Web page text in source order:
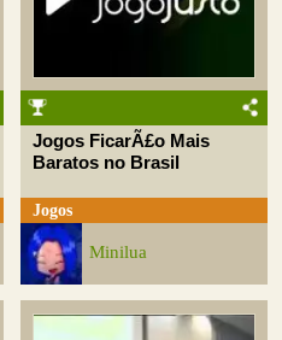
Jogos FicarÃ£o Mais
Baratos no Brasil
Jogos
Minilua